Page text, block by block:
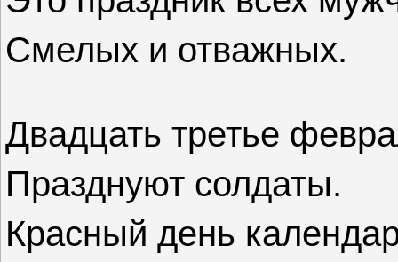
Смелых и отважных.
Двадцать третье
Празднуют солдаты.
Красный день